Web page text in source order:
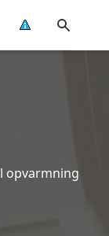
opvarmning